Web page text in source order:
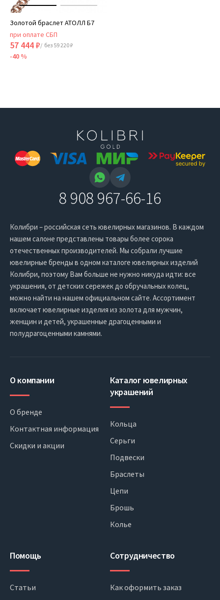
Золотой браслет АТОЛЛ Б7
при оплате СБП
57 444 ₽/ без 59 220 ₽
-40 %
8 908 967-66-16
Колибри – российская сеть ювелирных магазинов. В каждом
нашем салоне представлены товары более сорока
отечественных производителей. Мы собрали лучшие
ювелирные бренды в одном каталоге ювелирных изделий
Колибри, поэтому Вам больше не нужно никуда идти: все
украшения, от детских сережек до обручальных колец,
можно найти на нашем официальном сайте. Ассортимент
включает ювелирные изделия из золота для мужчин,
женщин и детей, украшенные драгоценными и
полудрагоценными камнями.
О компании
О бренде
Контактная информация
Скидки и акции
Каталог ювелирных
украшений
Кольца
Серьги
Подвески
Браслеты
Цепи
Брошь
Колье
Помощь
Статьи
Сотрудничество
Как оформить заказ